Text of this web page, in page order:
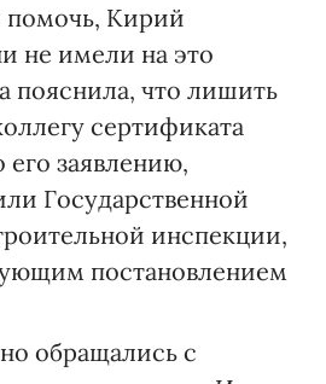
Кирий
не имели на это
пояснила, что лишить
сертификата
заявлению,
Государственной
инспекции,
постановлением
обращались с